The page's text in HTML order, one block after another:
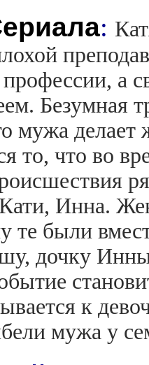
:
профессии, а
Безумная
мужа
то, что во
Инна.
те были
дочку Инны,
к
мужа у